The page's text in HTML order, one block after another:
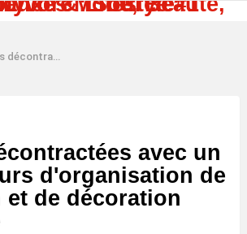
Cours d'organisation de la maison et de décoration intérieure
avec un
d'organisation de
et de décoration